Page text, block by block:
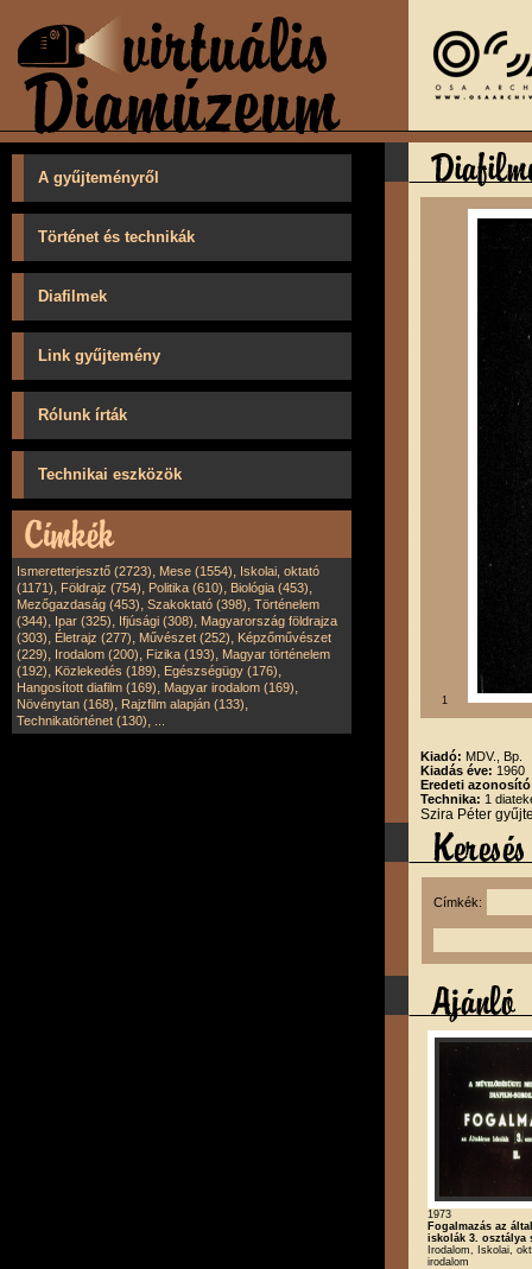
A gyűjteményről
Történet és technikák
Diafilmek
Link gyűjtemény
Rólunk írták
Technikai eszközök
Ismeretterjesztő (2723), Mese (1554), Iskolai, oktató
(1171), Földrajz (754), Politika (610), Biológia (453),
Mezőgazdaság (453), Szakoktató (398), Történelem
(344), Ipar (325), Ifjúsági (308), Magyarország földrajza
(303), Életrajz (277), Művészet (252), Képzőművészet
(229), Irodalom (200), Fizika (193), Magyar történelem
(192), Közlekedés (189), Egészségügy (176),
Hangosított diafilm (169), Magyar irodalom (169),
Növénytan (168), Rajzfilm alapján (133),
Technikatörténet (130),
1
Kiadó: MDV., Bp.
Kiadás éve: 1960
Eredeti
Technika: 1
Szira Péter
Címkék:
1973
Fogalmazás az
iskolák 3. osztálya
Irodalom, Iskolai,
irodalom